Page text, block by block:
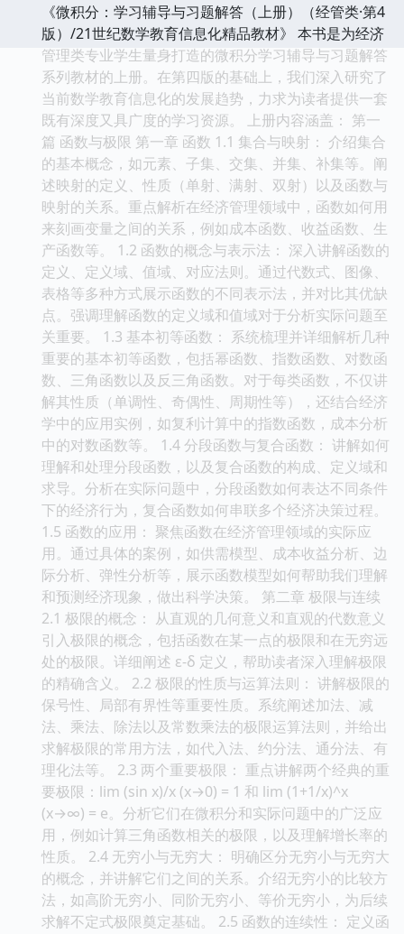
《微积分：学习辅导与习题解答（上册）（经管类·第4
版）/21世纪数学教育信息化精品教材》 本书是为经济
管理类专业学生量身打造的微积分学习辅导与习题解答
系列教材的上册。在第四版的基础上，我们深入研究了
当前数学教育信息化的发展趋势，力求为读者提供一套
既有深度又具广度的学习资源。 上册内容涵盖： 第一
篇 函数与极限 第一章 函数 1.1 集合与映射： 介绍集合
的基本概念，如元素、子集、交集、并集、补集等。阐
述映射的定义、性质（单射、满射、双射）以及函数与
映射的关系。重点解析在经济管理领域中，函数如何用
来刻画变量之间的关系，例如成本函数、收益函数、生
产函数等。 1.2 函数的概念与表示法： 深入讲解函数的
定义、定义域、值域、对应法则。通过代数式、图像、
表格等多种方式展示函数的不同表示法，并对比其优缺
点。强调理解函数的定义域和值域对于分析实际问题至
关重要。 1.3 基本初等函数： 系统梳理并详细解析几种
重要的基本初等函数，包括幂函数、指数函数、对数函
数、三角函数以及反三角函数。对于每类函数，不仅讲
解其性质（单调性、奇偶性、周期性等），还结合经济
学中的应用实例，如复利计算中的指数函数，成本分析
中的对数函数等。 1.4 分段函数与复合函数： 讲解如何
理解和处理分段函数，以及复合函数的构成、定义域和
求导。分析在实际问题中，分段函数如何表达不同条件
下的经济行为，复合函数如何串联多个经济决策过程。
1.5 函数的应用： 聚焦函数在经济管理领域的实际应
用。通过具体的案例，如供需模型、成本收益分析、边
际分析、弹性分析等，展示函数模型如何帮助我们理解
和预测经济现象，做出科学决策。 第二章 极限与连续
2.1 极限的概念： 从直观的几何意义和直观的代数意义
引入极限的概念，包括函数在某一点的极限和在无穷远
处的极限。详细阐述 ε-δ 定义，帮助读者深入理解极限
的精确含义。 2.2 极限的性质与运算法则： 讲解极限的
保号性、局部有界性等重要性质。系统阐述加法、减
法、乘法、除法以及常数乘法的极限运算法则，并给出
求解极限的常用方法，如代入法、约分法、通分法、有
理化法等。 2.3 两个重要极限： 重点讲解两个经典的重
要极限：lim (sin x)/x (x→0) = 1 和 lim (1+1/x)^x
(x→∞) = e。分析它们在微积分和实际问题中的广泛应
用，例如计算三角函数相关的极限，以及理解增长率的
性质。 2.4 无穷小与无穷大： 明确区分无穷小与无穷大
的概念，并讲解它们之间的关系。介绍无穷小的比较方
法，如高阶无穷小、同阶无穷小、等价无穷小，为后续
求解不定式极限奠定基础。 2.5 函数的连续性： 定义函